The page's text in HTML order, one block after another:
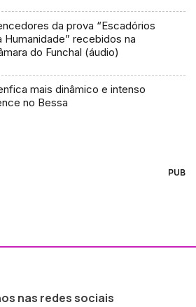
da prova “Escadórios
Humanidade” recebidos na
do Funchal (áudio)
mais dinâmico e intenso
no Bessa
PUB
nas redes sociais